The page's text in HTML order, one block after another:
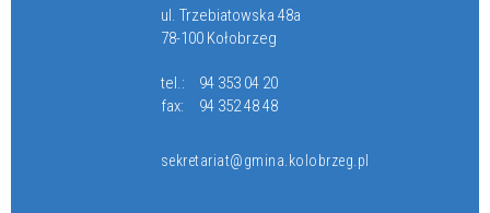
ul. Trzebiatowska 48a
78-100 Kołobrzeg
tel.:
94 353 04 20
fax:
94 352 48 48
sekretariat@gmina.kolobrzeg.pl